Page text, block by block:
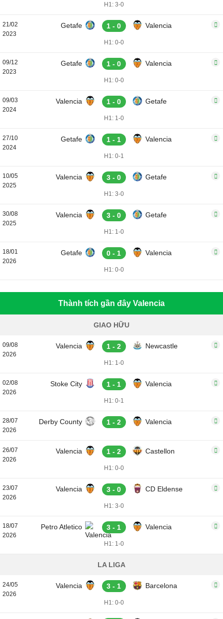
H1: 3-0
21/02
2023
Getafe 1 - 0 Valencia
H1: 0-0
09/12
2023
Getafe 1 - 0 Valencia
H1: 0-0
09/03
2024
Valencia 1 - 0 Getafe
H1: 1-0
27/10
2024
Getafe 1 - 1 Valencia
H1: 0-1
10/05
2025
Valencia 3 - 0 Getafe
H1: 3-0
30/08
2025
Valencia 3 - 0 Getafe
H1: 1-0
18/01
2026
Getafe 0 - 1 Valencia
H1: 0-0
Thành tích gần đây Valencia
GIAO HỮU
09/08
2026
Valencia 1 - 2 Newcastle
H1: 1-0
02/08
2026
Stoke City 1 - 1 Valencia
H1: 0-1
28/07
2026
Derby County 1 - 2 Valencia
26/07
2026
Valencia 1 - 2 Castellon
H1: 0-0
23/07
2026
Valencia 3 - 0 CD Eldense
H1: 3-0
18/07
2026
Petro Atletico 3 - 1 Valencia
H1: 1-0
LA LIGA
24/05
2026
Valencia 3 - 1 Barcelona
H1: 0-0